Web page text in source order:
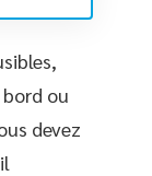
ou
devez